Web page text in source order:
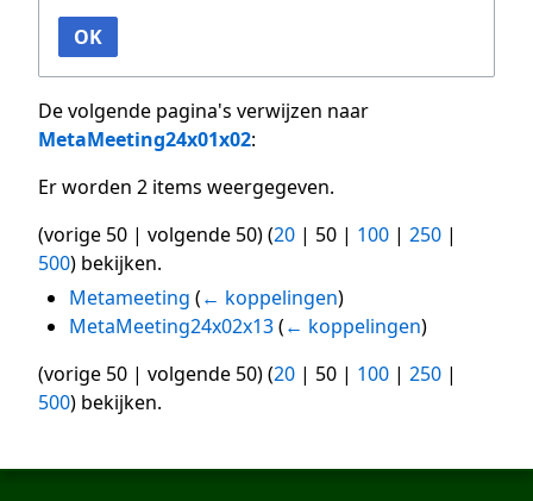
OK
De volgende pagina's verwijzen naar
MetaMeeting24x01x02:
Er worden 2 items weergegeven.
(vorige 50 | volgende 50) (20 | 50 | 100 | 250 |
500) bekijken.
Metameeting (← koppelingen)
MetaMeeting24x02x13 (← koppelingen)
(vorige 50 | volgende 50) (20 | 50 | 100 | 250 |
500) bekijken.